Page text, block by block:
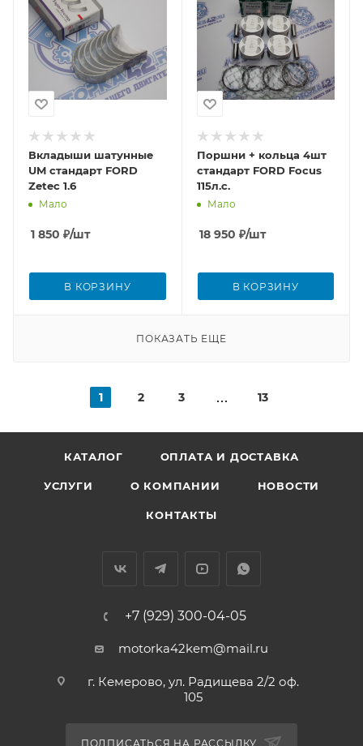
Вкладыши шатунные
UM стандарт FORD
Zetec 1.6
Мало
1 850 ₽/шт
В КОРЗИНУ
Поршни + кольца 4шт
стандарт FORD Focus
115л.с.
Мало
18 950 ₽/шт
В КОРЗИНУ
ПОКАЗАТЬ ЕЩЕ
1 2 3 13
КАТАЛОГ ОПЛАТА И ДОСТАВКА
УСЛУГИ О КОМПАНИИ НОВОСТИ
КОНТАКТЫ
+7 (929) 300-04-05
motorka42kem@mail.ru
г. Кемерово, ул. Радищева 2/2 оф.
105
ПОДПИСАТЬСЯ НА РАССЫЛКУ